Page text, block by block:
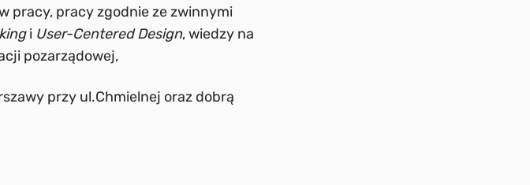
pracy, pracy zgodnie ze zwinnymi
i User-Centered Design, wiedzy na
pozarządowej,
przy ul.Chmielnej oraz dobrą